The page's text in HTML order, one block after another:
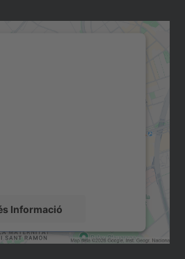
Informació
Accepta